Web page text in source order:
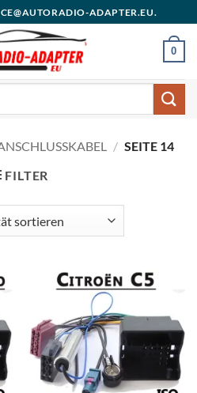
ADAPTER.EU.
0
/ SEITE 14
FILTER